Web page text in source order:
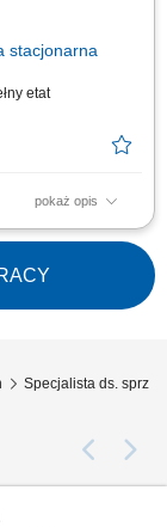
finansowych.
stacjonarna
etat
pokaż opis
Klientów,
celów
Banku poprzez
Specjalista ds.